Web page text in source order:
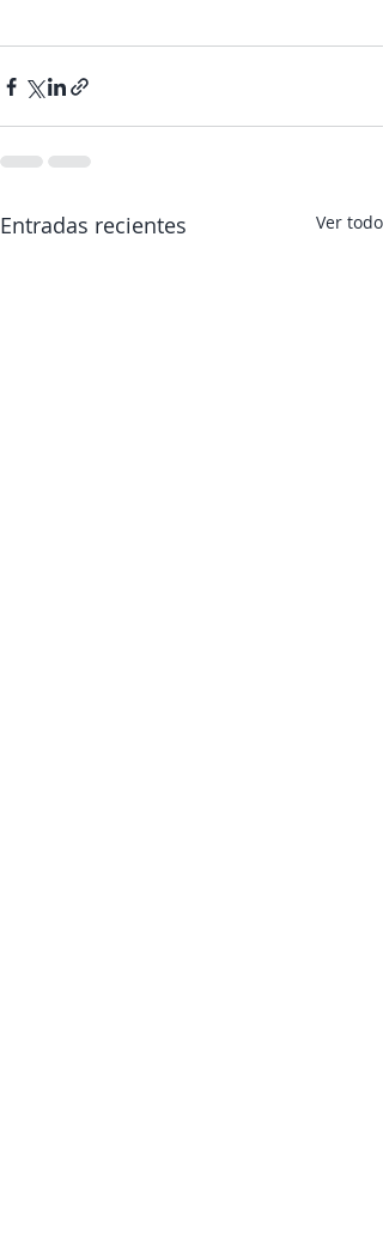
Entradas recientes Ver todo